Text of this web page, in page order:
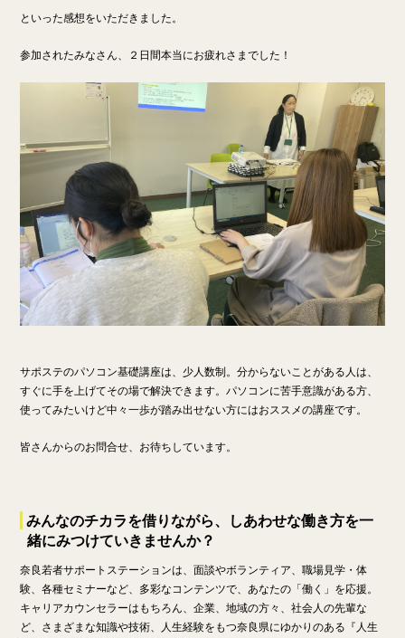
といった感想をいただきました。
参加されたみなさん、２日間本当にお疲れさまでした！
サポステのパソコン基礎講座は、少人数制。分からないことがある人は、
すぐに手を上げてその場で解決できます。 パソコンに苦手意識がある方、
使ってみたいけど中々一歩が踏み出せない方にはおススメの講座です。
皆さんからのお問合せ、お待ちしています。
みんなのチカラを借りながら、しあわせな働き方を一
緒にみつけていきませんか？
奈良若者サポートステーションは、面談やボランティア、職場見学・体
験、各種セミナーなど、多彩なコンテンツで、あなたの「働く」を応援。
キャリアカウンセラーはもちろん、企業、地域の方々、社会人の先輩な
ど、さまざまな知識や技術、人生経験をもつ奈良県にゆかりのある『人生